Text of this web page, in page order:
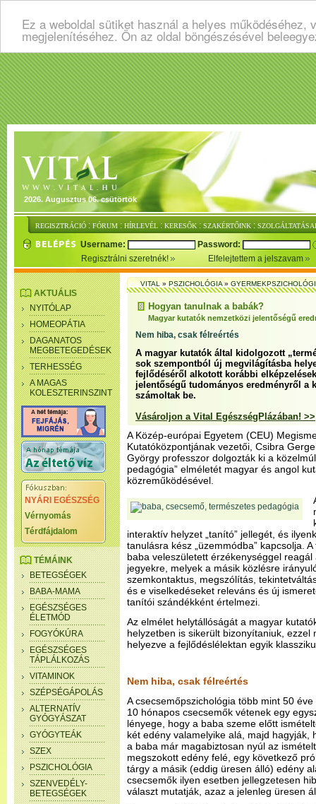
Ez a weboldal sütiket használ a helyes
megjelenítéséhez. Ön az oldal böngészésével
2026. Augusztus 06. csütörtök
REGISZTRÁCIÓ : FÓRUM : HÍRLEVÉL : KERESŐK : SZAKÉRTŐINK :
Username:
Password:
Regisztrálni szeretnék!
Elfelejtettem a jelszavam
AKTUÁLIS
NYITÓLAP
HOMEOPÁTIA
DAGANATOS
MEGBETEGEDÉSEK
TERHESSÉG
A MAGAS
KOLESZTERINSZINT
NYÁRI EGÉSZSÉG
Vérnyomás
Térdfájdalom
TÉMÁINK
BETEGSÉGEK
BABA-MAMA
EGÉSZSÉGES
ÉLETMÓD
FOGYÓKÚRA
EGÉSZSÉGES
TÁPLÁLKOZÁS
VITAMINOK
SZÉPSÉGÁPOLÁS
ALTERNATÍV
GYÓGYÁSZAT
GYÓGYTEÁK
SZEX
PSZICHOLÓGIA
SZENVEDÉLY-
BETEGSÉGEK
VITAL»PSZICHOLÓGIA»
Hogyan tanulnak a babák?
Magyar kutatók nemzetközi jelentőségű
Nem hiba, csak félreértés
A magyar kutatók által kidolgozott
sok szempontból új megvilágításba
fejlődéséről alkotott korábbi
jelentőségű tudományos eredményről a
számoltak be.
Vásároljon a Vital EgészségPlázában! >>
A Közép-európai Egyetem (CEU)
Kutatóközpontjának vezetői, Csibra
György professzor dolgozták ki a
pedagógia” elméletét magyar és angol
közreműködésével.
interaktív helyzet „tanító” jellegét, és
tanulásra kész „üzemmódba” kapcsolja.
baba veleszületett érzékenységgel
jegyekre, melyek a másik közlésre
szemkontaktus, megszólítás,
és e viselkedéseket releváns és új
tanítói szándékként értelmezi.
Az elmélet helytállóságát a magyar
helyzetben is sikerült bizonyítaniuk, ezzel
helyezve a fejlődéslélektan egyik
Nem hiba, csak félreértés
A csecsemőpszichológia több mint 50
10 hónapos csecsemők vétenek egy
lényege, hogy a baba szeme előtt
két edény valamelyike alá, majd hagyják,
a baba már magabiztosan nyúl az
megszokott edény felé, egy következő
tárgy a másik (eddig üresen álló) edény
csecsemők ilyen esetben jellegzetesen
választ mutatják, azaz a jelenleg üresen